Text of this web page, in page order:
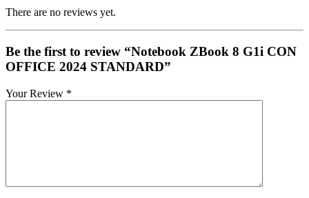
There are no reviews yet.
Be the first to review “Notebook ZBook 8 G1i CON
OFFICE 2024 STANDARD”
Your Review *